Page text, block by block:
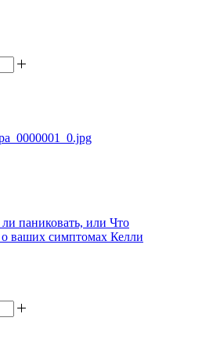
паниковать, или Что
ваших симптомах Келли